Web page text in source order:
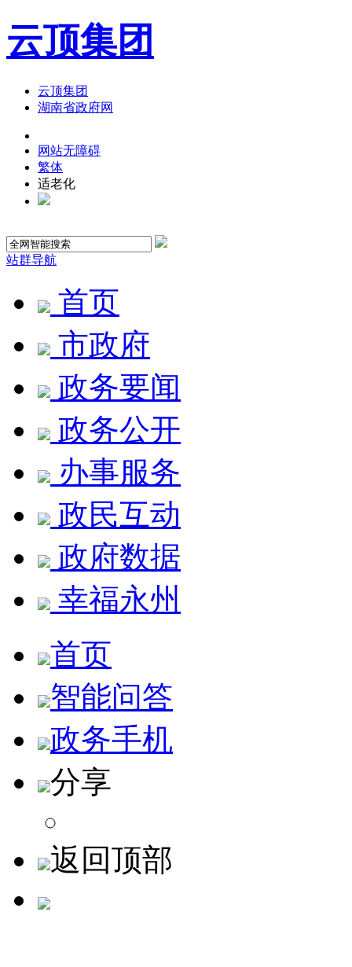
云顶集团
云顶集团
湖南省政府网
网站无障碍
繁体
适老化
站群导航
首页
市政府
政务要闻
政务公开
办事服务
政民互动
政府数据
幸福永州
首页
智能问答
政务手机
分享
返回顶部